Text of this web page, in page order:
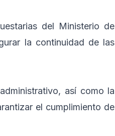
del Ministerio de
la continuidad de las
así como la
el cumplimiento de